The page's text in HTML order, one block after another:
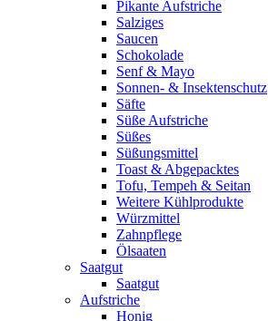
Pikante Aufstriche
Salziges
Saucen
Schokolade
Senf & Mayo
Sonnen- & Insektenschutz
Säfte
Süße Aufstriche
Süßes
Süßungsmittel
Toast & Abgepacktes
Tofu, Tempeh & Seitan
Weitere Kühlprodukte
Würzmittel
Zahnpflege
Ölsaaten
Saatgut
Saatgut
Aufstriche
Honig